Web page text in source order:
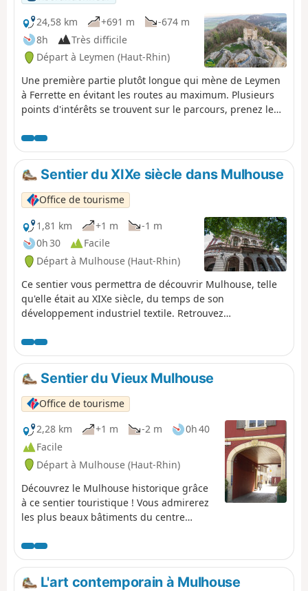
24,58 km
+691 m
-674 m
8h
Très difficile
Départ à Leymen (Haut-Rhin)
Une première partie plutôt longue qui mène de Leymen
à Ferrette en évitant les routes au maximum. Plusieurs
points d'intérêts se trouvent sur le parcours, prenez le
Sentier du XIXe siècle dans Mulhouse
Office de tourisme
1,81 km
+1 m
-1 m
0h 30
Facile
Départ à Mulhouse (Haut-Rhin)
Ce sentier vous permettra de découvrir Mulhouse, telle
qu'elle était au XIXe siècle, du temps de son
développement industriel textile. Retrouvez
de maîtres et des vestiges de ce développement sans
précédent.
Sentier du Vieux Mulhouse
Office de tourisme
2,28 km
+1 m -2 m
0h 40
Facile
Départ à Mulhouse (Haut-Rhin)
Découvrez le Mulhouse historique grâce
à ce sentier touristique ! Vous admirerez
les plus beaux bâtiments du centre
travers les ruelles médiévales observant
les maisons ayant marqué l'histoire de la
ville...L'art contemporain à Mulhouse